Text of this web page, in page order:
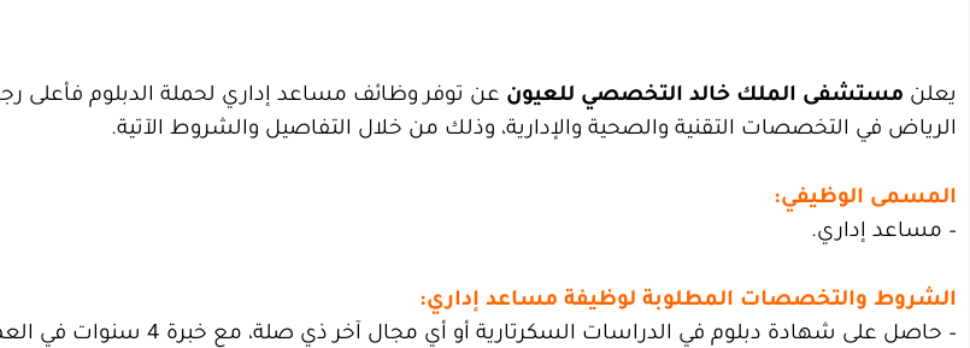
يعلن مستشفى الملك خالد التخصصي للعيون عن توفر وظائف مساعد إداري لحملة الدبلوم فأعلى
الرياض في التخصصات التقنية والصحية والإدارية، وذلك من خلال التفاصيل والشروط الآتية.
المسمى الوظيفي:
– مساعد إداري.
الشروط والتخصصات المطلوبة لوظيفة مساعد إداري:
– حاصل على شهادة دبلوم في الدراسات